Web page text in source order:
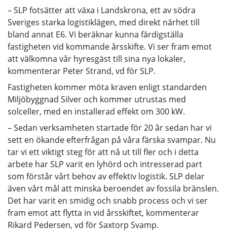
– SLP fotsätter att växa i Landskrona, ett av södra
Sveriges starka logistiklägen, med direkt närhet till
bland annat E6. Vi beräknar kunna färdigställa
fastigheten vid kommande årsskifte. Vi ser fram emot
att välkomna vår hyresgäst till sina nya lokaler,
kommenterar Peter Strand, vd för SLP.
Fastigheten kommer möta kraven enligt standarden
Miljöbyggnad Silver och kommer utrustas med
solceller, med en installerad effekt om 300 kW.
– Sedan verksamheten startade för 20 år sedan har vi
sett en ökande efterfrågan på våra färska svampar. Nu
tar vi ett viktigt steg för att nå ut till fler och i detta
arbete har SLP varit en lyhörd och intresserad part
som förstår vårt behov av effektiv logistik. SLP delar
även vårt mål att minska beroendet av fossila bränslen.
Det har varit en smidig och snabb process och vi ser
fram emot att flytta in vid årsskiftet, kommenterar
Rikard Pedersen, vd för Saxtorp Svamp.